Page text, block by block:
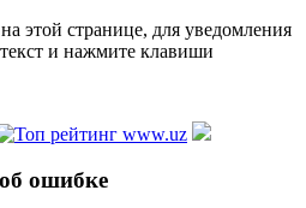
этой странице, для уведомления
и нажмите клавиши
ошибке